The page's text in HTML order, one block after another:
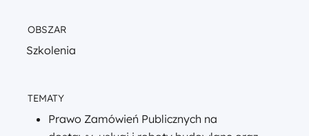
OBSZAR
Szkolenia
TEMATY
Prawo Zamówień Publicznych na